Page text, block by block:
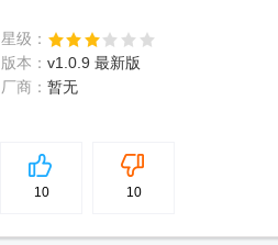
星级：
版本： v1.0.9 最新版
厂商： 暂无
5
10 10